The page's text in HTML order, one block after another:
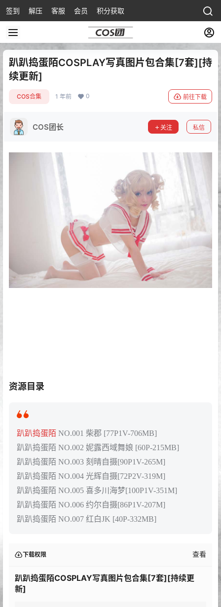
签到 解压 客服 会员 积分获取
趴趴捣蛋陌COSPLAY写真图片包合集[7套][持
续更新]
COS合集 1 年前 0 前往下载
COS团长 关注 私信
资源目录
趴趴捣蛋陌 NO.001 柴郡 [77P1V-706MB]
趴趴捣蛋陌 NO.002 妮露西域舞娘 [60P-215MB]
趴趴捣蛋陌 NO.003 刻晴自摄[90P1V-265M]
趴趴捣蛋陌 NO.004 光辉自摄[72P2V-319M]
趴趴捣蛋陌 NO.005 喜多川海梦[100P1V-351M]
趴趴捣蛋陌 NO.006 约尔自摄[86P1V-207M]
趴趴捣蛋陌 NO.007 红白JK [40P-332MB]
下载权限 查看
趴趴捣蛋陌COSPLAY写真图片包合集[7套][持续更
新]